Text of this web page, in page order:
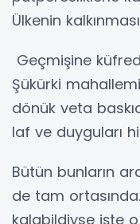
Ülkenin
Geçmişine
Şükürki
dönük veta
laf ve duyguları
Bütün bunların
de tam
kalabildiyse işte